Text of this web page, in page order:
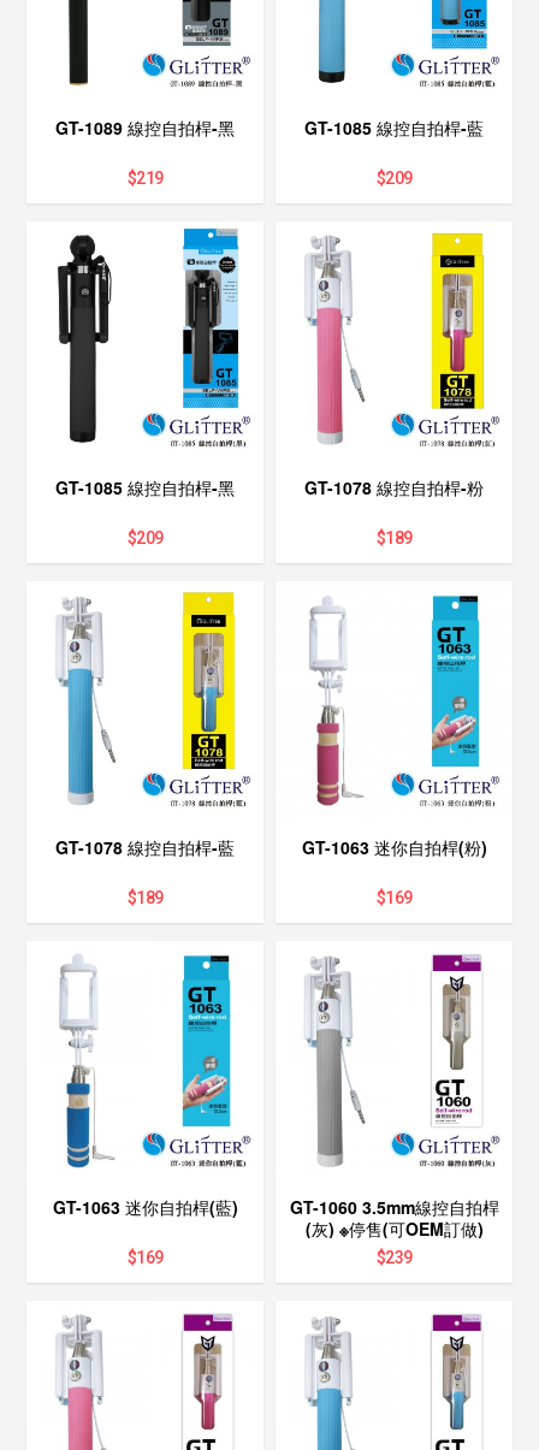
GT-1089 線控自拍桿-黑
$219
GT-1085 線控自拍桿-藍
$209
GT-1085 線控自拍桿-黑
$209
GT-1078 線控自拍桿-粉
$189
GT-1078 線控自拍桿-藍
$189
GT-1063 迷你自拍桿(粉)
$169
GT-1063 迷你自拍桿(藍)
$169
GT-1060 3.5mm線控自拍桿
(灰) ※停售(可OEM訂做)
$239